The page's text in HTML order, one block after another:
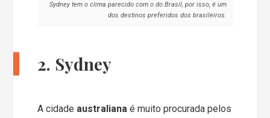
Sydney tem o clima parecido com o do Brasil, por isso, é um
dos destinos preferidos dos brasileiros.
2. Sydney
A cidade australiana é muito procurada pelos